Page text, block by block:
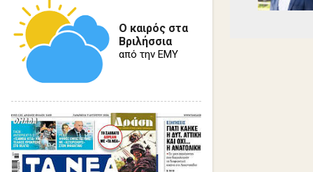
Ο καιρός στα
Βριλήσσια
από την ΕΜΥ